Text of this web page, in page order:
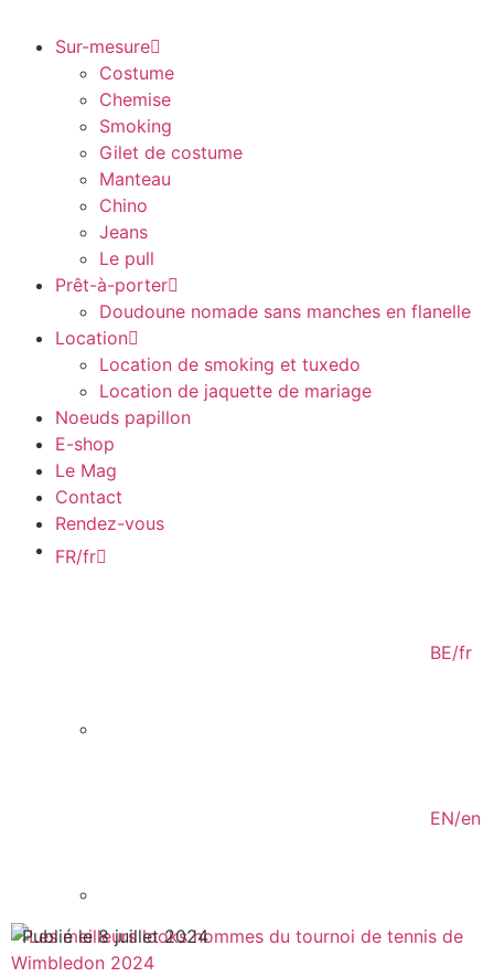
Sur-mesure
Costume
Chemise
Smoking
Gilet de costume
Manteau
Chino
Jeans
Le pull
Prêt-à-porter
Doudoune nomade sans manches en flanelle
Location
Location de smoking et tuxedo
Location de jaquette de mariage
Noeuds papillon
E-shop
Le Mag
Contact
Rendez-vous
FR/fr
BE/fr
EN/en
Publié le 8 juillet 2024